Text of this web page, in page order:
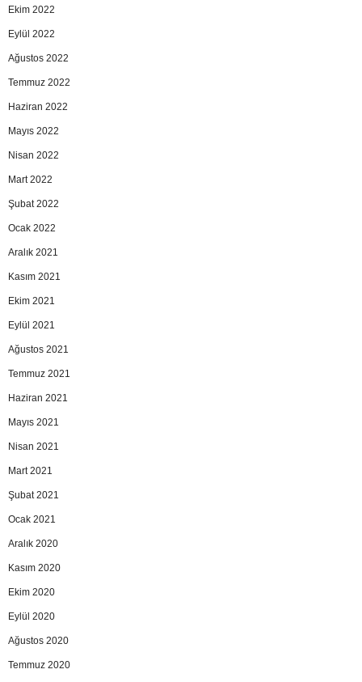
Ekim 2022
Eylül 2022
Ağustos 2022
Temmuz 2022
Haziran 2022
Mayıs 2022
Nisan 2022
Mart 2022
Şubat 2022
Ocak 2022
Aralık 2021
Kasım 2021
Ekim 2021
Eylül 2021
Ağustos 2021
Temmuz 2021
Haziran 2021
Mayıs 2021
Nisan 2021
Mart 2021
Şubat 2021
Ocak 2021
Aralık 2020
Kasım 2020
Ekim 2020
Eylül 2020
Ağustos 2020
Temmuz 2020